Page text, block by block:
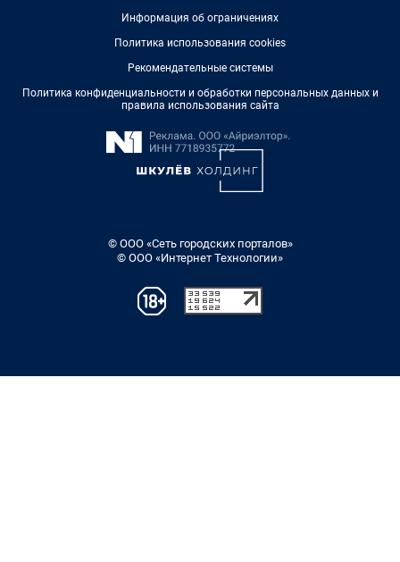
Информация об ограничениях
Политика использования cookies
Рекомендательные системы
Политика конфиденциальности и обработки персональных данных и
правила использования сайта
© ООО «Сеть городских порталов»
© ООО «Интернет Технологии»